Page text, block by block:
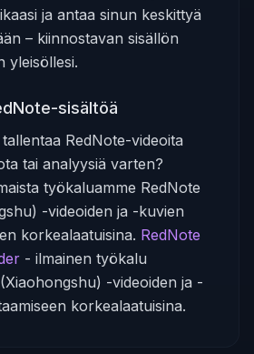
ja antaa sinun keskittyä
– kiinnostavan sisällön
yleisöllesi.
sisältöä
RedNote-videoita
tai analyysiä varten?
työkaluamme RedNote
-videoiden ja -kuvien
korkealaatuisina. RedNote
- ilmainen työkalu
-videoiden ja -
korkealaatuisina.